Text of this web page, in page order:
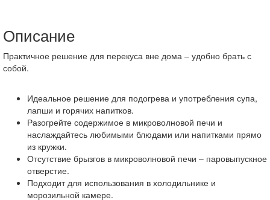
Описание
Практичное решение для перекуса вне дома – удобно брать с
собой.
Идеальное решение для подогрева и употребления супа,
лапши и горячих напитков.
Разогрейте содержимое в микроволновой печи и
наслаждайтесь любимыми блюдами или напитками прямо
из кружки.
Отсутствие брызгов в микроволновой печи – паровыпускное
отверстие.
Подходит для использования в холодильнике и
морозильной камере.